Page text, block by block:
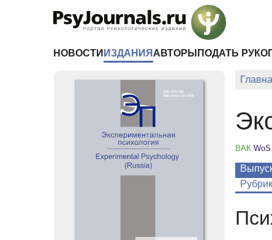
НОВОСТИ ИЗДАНИЯ АВТОРЫ ПОДАТЬ
ВАК WoS